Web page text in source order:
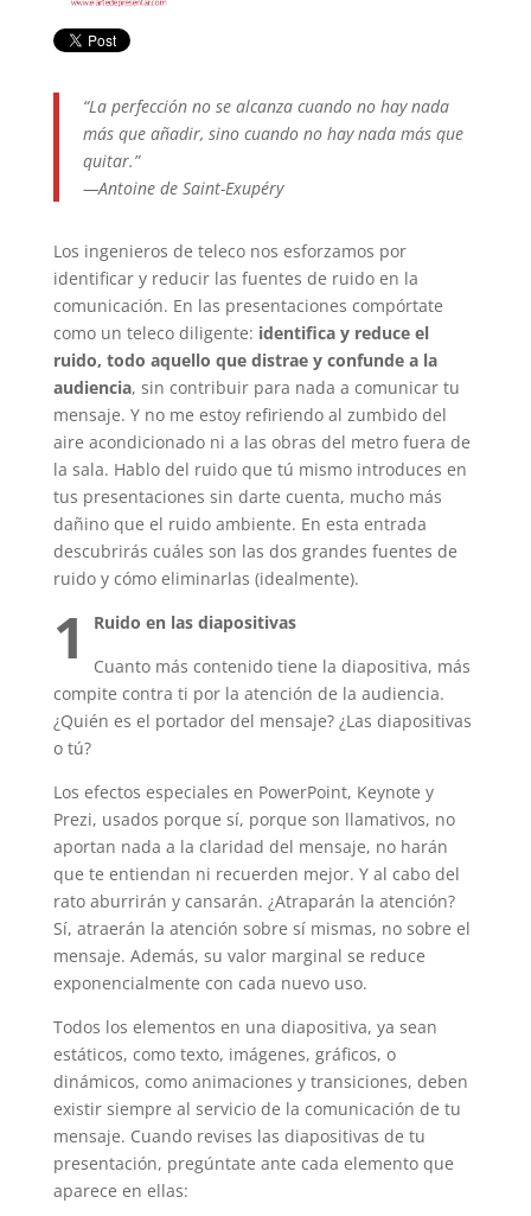
“La perfección no se alcanza cuando no hay nada
más que añadir, sino cuando no hay nada más que
quitar.”
—Antoine de Saint-Exupéry
Los ingenieros de teleco nos esforzamos por
identificar y reducir las fuentes de ruido en la
comunicación. En las presentaciones compórtate
como un teleco diligente: identifica y reduce el
ruido, todo aquello que distrae y confunde a la
audiencia, sin contribuir para nada a comunicar tu
mensaje. Y no me estoy refiriendo al zumbido del
aire acondicionado ni a las obras del metro fuera de
la sala. Hablo del ruido que tú mismo introduces en
tus presentaciones sin darte cuenta, mucho más
dañino que el ruido ambiente. En esta entrada
descubrirás cuáles son las dos grandes fuentes de
ruido y cómo eliminarlas (idealmente).
1
Ruido en las diapositivas
Cuanto más contenido tiene la diapositiva, más
compite contra ti por la atención de la audiencia.
¿Quién es el portador del mensaje? ¿Las diapositivas
o tú?
Los efectos especiales en PowerPoint, Keynote y
Prezi, usados porque sí, porque son llamativos, no
aportan nada a la claridad del mensaje, no harán
que te entiendan ni recuerden mejor. Y al cabo del
rato aburrirán y cansarán. ¿Atraparán la atención?
Sí, atraerán la atención sobre sí mismas, no sobre el
mensaje. Además, su valor marginal se reduce
exponencialmente con cada nuevo uso.
Todos los elementos en una diapositiva, ya sean
estáticos, como texto, imágenes, gráficos, o
dinámicos, como animaciones y transiciones, deben
existir siempre al servicio de la comunicación de tu
mensaje. Cuando revises las diapositivas de tu
presentación, pregúntate ante cada elemento que
aparece en ellas: